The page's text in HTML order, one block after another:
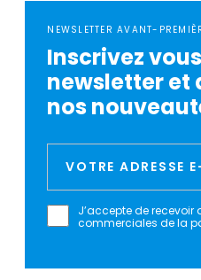
NEWSLETTER AVANT-
Inscrivez
newsletter et
nos
J’accepte de
commerciales de la